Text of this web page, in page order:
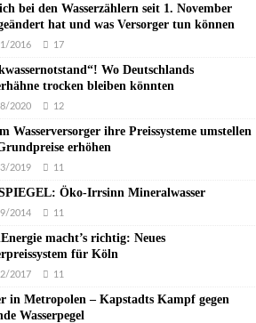
bei den Wasserzählern seit 1. November
hat und was Versorger tun können
2016 17
Wo Deutschlands
trocken bleiben könnten
2020 12
Wasserversorger ihre Preissysteme umstellen
erhöhen
2019 11
Öko-Irrsinn Mineralwasser
2014 11
macht’s richtig: Neues
für Köln
2017 11
in Metropolen – Kapstadts Kampf gegen
Wasserpegel